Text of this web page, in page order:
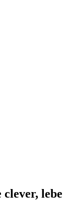
clever, lebe